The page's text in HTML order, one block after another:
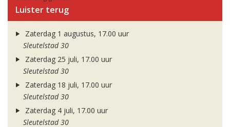
Luister terug
Zaterdag 1 augustus, 17.00 uur
Sleutelstad 30
Zaterdag 25 juli, 17.00 uur
Sleutelstad 30
Zaterdag 18 juli, 17.00 uur
Sleutelstad 30
Zaterdag 4 juli, 17.00 uur
Sleutelstad 30